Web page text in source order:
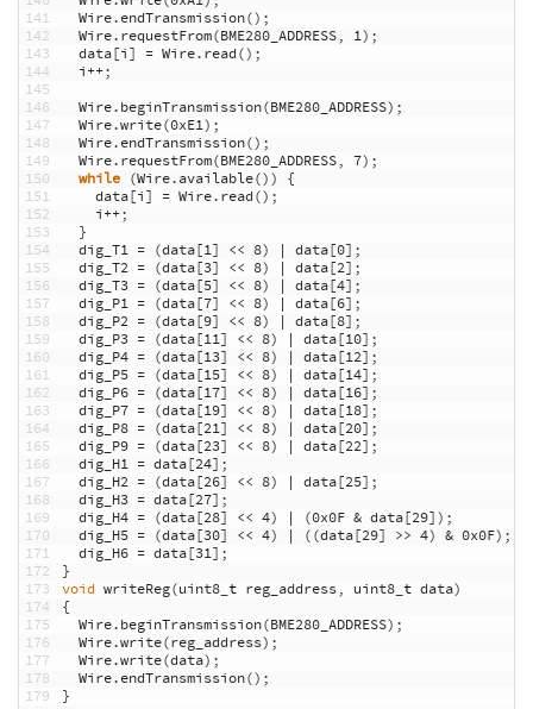
141
142
143
144
145
146
147
148
149
150
151
152
153
154
155
156
157
158
159
160
161
162
163
164
165
166
167
168
169
170
171
172
173
174
175
176
177
178
179
Wire.endTransmission() ;
Wire.requestFrom(BME280_ADDRESS, 1) ;
data[i] = Wire.read() ;
i++;
Wire.beginTransmission(BME280_ADDRESS) ;
Wire.write(0xE1) ;
Wire.endTransmission() ;
Wire.requestFrom(BME280_ADDRESS, 7) ;
while (Wire.available()) {
data[i] = Wire.read() ;
i++;
}
dig_T1 = (data[1] << 8) | data[0] ;
dig_T2 = (data[3] << 8) | data[2] ;
dig_T3 = (data[5] << 8) | data[4] ;
dig_P1 = (data[7] << 8) | data[6] ;
dig_P2 = (data[9] << 8) | data[8] ;
dig_P3 = (data[11] << 8) | data[10] ;
dig_P4 = (data[13] << 8) | data[12] ;
dig_P5 = (data[15] << 8) | data[14] ;
dig_P6 = (data[17] << 8) | data[16] ;
dig_P7 = (data[19] << 8) | data[18] ;
dig_P8 = (data[21] << 8) | data[20] ;
dig_P9 = (data[23] << 8) | data[22] ;
dig_H1 = data[24] ;
dig_H2 = (data[26] << 8) | data[25] ;
dig_H3 = data[27] ;
dig_H4 = (data[28] << 4) | (0x0F & data[29]) ;
dig_H5 = (data[30] << 4) | ((data[29] >> 4) & 0x0F) ;
dig_H6 = data[31] ;
}
void writeReg(uint8 t reg_address, uint8 t data)
{
Wire.beginTransmission(BME280_ADDRESS) ;
Wire.write(reg_address) ;
Wire.write(data) ;
Wire.endTransmission() ;
}